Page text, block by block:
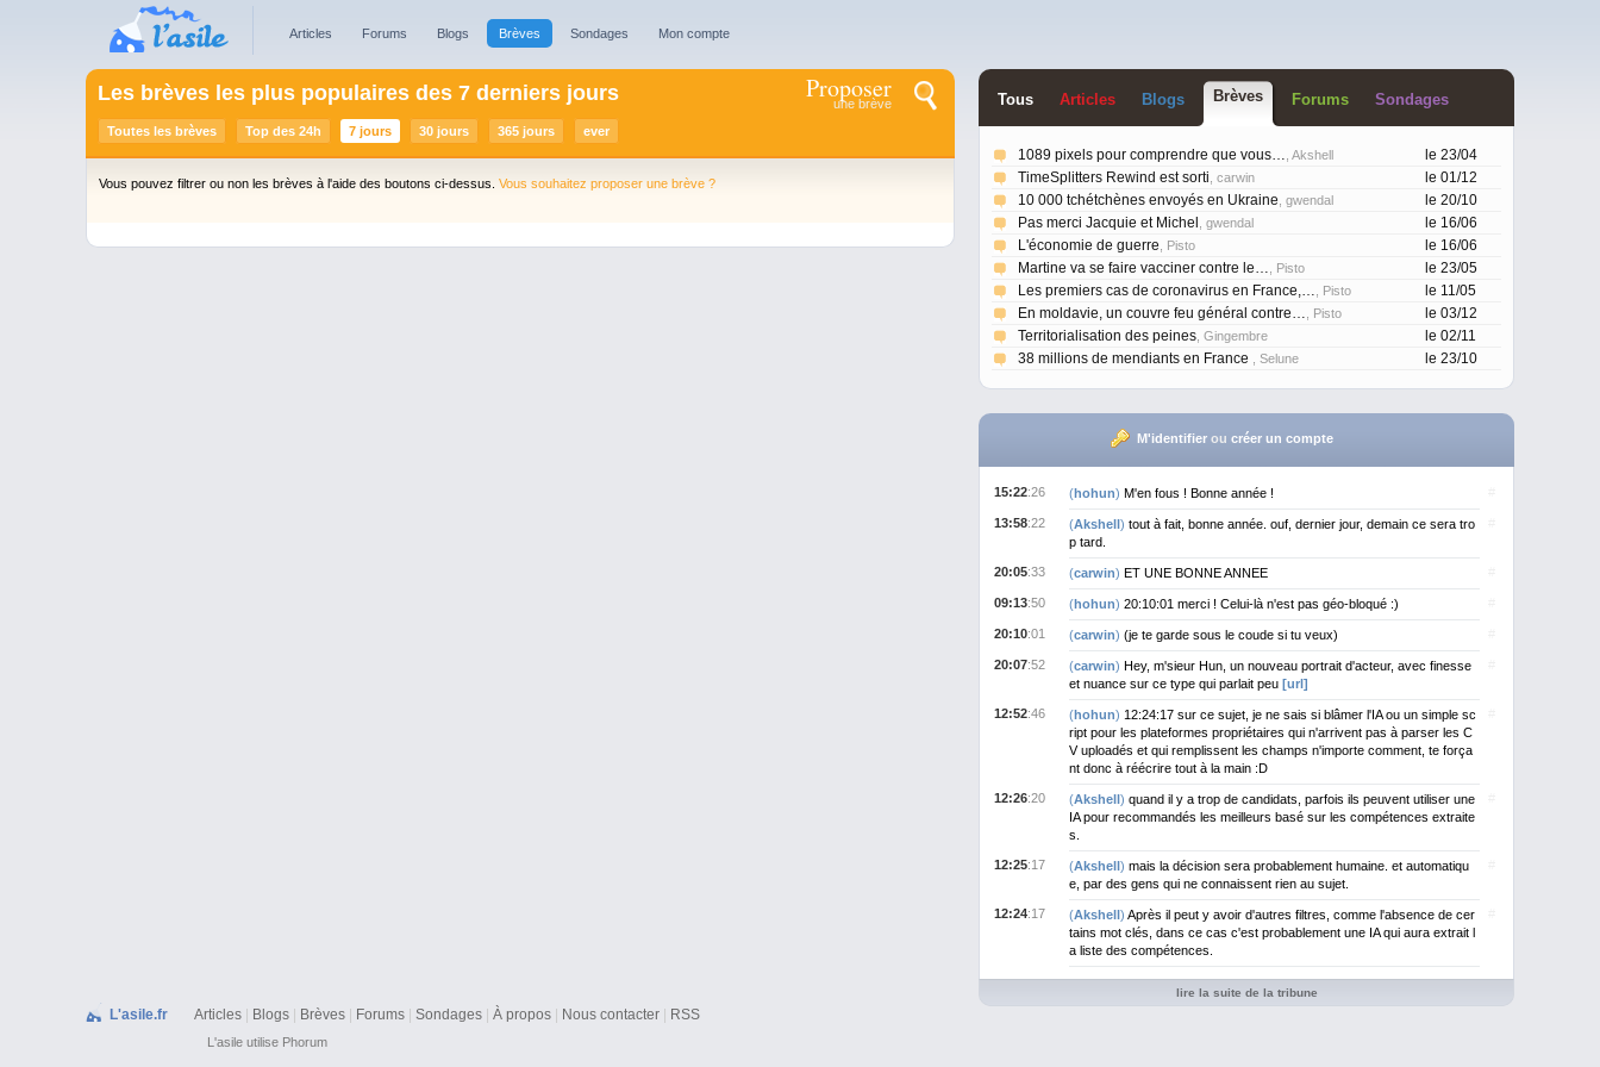
Articles Forums Blogs Brèves Sondages Mon compte
Proposer
une brève
Les brèves les plus populaires des 7 derniers jours
Toutes les brèves Top des 24h 7 jours 30 jours 365 jours ever
Vous pouvez filtrer ou non les brèves à l'aide des boutons ci-dessus. Vous souhaitez proposer une brève ?
Tous Articles Blogs Brèves Forums Sondages
le 23/04
1089 pixels pour comprendre que vous… , Akshell
le 01/12
TimeSplitters Rewind est sorti , carwin
le 20/10
10 000 tchétchènes envoyés en Ukraine , gwendal
le 16/06
Pas merci Jacquie et Michel , gwendal
le 16/06
L'économie de guerre , Pisto
le 23/05
Martine va se faire vacciner contre le… , Pisto
le 11/05
Les premiers cas de coronavirus en France,… , Pisto
le 03/12
En moldavie, un couvre feu général contre… , Pisto
le 02/11
Territorialisation des peines , Gingembre
le 23/10
38 millions de mendiants en France , Selune
M'identifierou créer un compte
15:22:26 (hohun) M'en fous ! Bonne année !
13:58:22 (Akshell) tout à fait, bonne année. ouf, dernier jour, demain ce sera tro
p tard.
20:05:33 (carwin) ET UNE BONNE ANNEE
09:13:50 (hohun) 20:10:01 merci ! Celui-là n'est pas géo-bloqué :)
20:10:01 (carwin) (je te garde sous le coude si tu veux)
20:07:52 (carwin) Hey, m'sieur Hun, un nouveau portrait d'acteur, avec finesse
et nuance sur ce type qui parlait peu [url]
12:52:46 (hohun) 12:24:17 sur ce sujet, je ne sais si blâmer l'IA ou un simple sc
ript pour les plateformes propriétaires qui n'arrivent pas à parser les C
V uploadés et qui remplissent les champs n'importe comment, te força
nt donc à réécrire tout à la main :D
12:26:20 (Akshell) quand il y a trop de candidats, parfois ils peuvent utiliser une
IA pour recommandés les meilleurs basé sur les compétences extraite
s.
12:25:17 (Akshell) mais la décision sera probablement humaine. et automatiqu
e, par des gens qui ne connaissent rien au sujet.
12:24:17 (Akshell) Après il peut y avoir d'autres filtres, comme l'absence de cer
tains mot clés, dans ce cas c'est probablement une IA qui aura extrait l
a liste des compétences.
lire la suite de la tribune
L'asile.fr Articles Blogs Brèves Forums Sondages À propos Nous contacter RSS
L'asile utilise Phorum